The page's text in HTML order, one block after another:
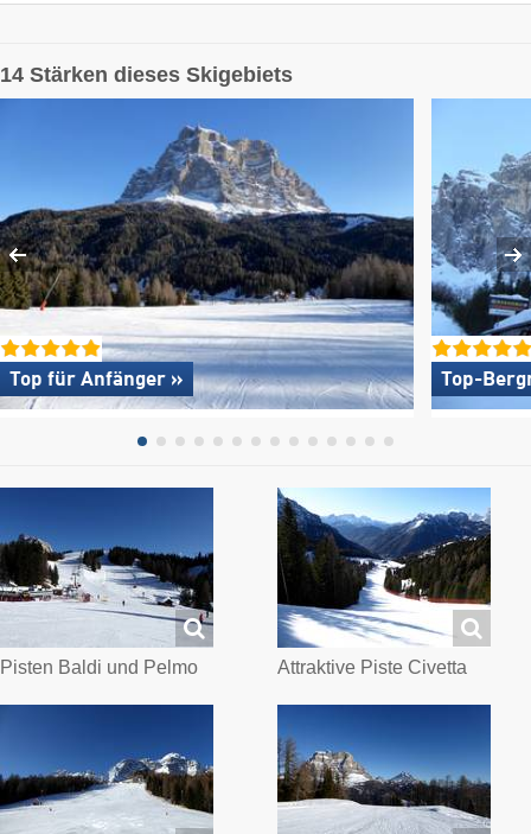
14 Stärken dieses Skigebiets
Top für Anfänger » Top-
Pisten Baldi und Pelmo Attraktive Piste Civetta